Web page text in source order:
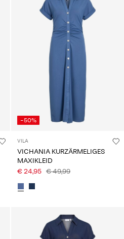
-50%
VILA
VICHANIA KURZÄRMELIGES
MAXIKLEID
€ 24,95 € 49,99